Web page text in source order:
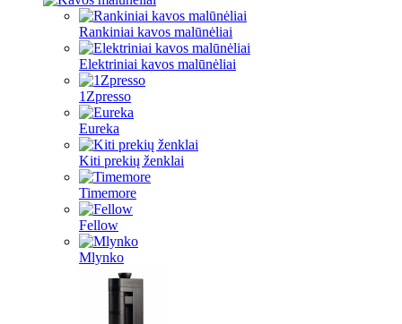
Rankiniai kavos malūnėliai
Elektriniai kavos malūnėliai
1Zpresso
Eureka
Kiti prekių ženklai
Timemore
Fellow
Mlynko